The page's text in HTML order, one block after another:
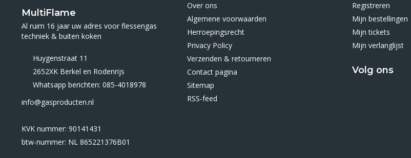
MultiFlame
Al ruim 16 jaar uw adres voor flessengas
techniek & buiten koken
Huygenstraat 11
2652XK Berkel en Rodenrijs
Whatsapp berichten: 085-4018978
info@gasproducten.nl
KVK nummer: 90141431
btw-nummer: NL 865221376B01
Over ons
Algemene voorwaarden
Herroepingsrecht
Privacy Policy
Verzenden & retourneren
Contact pagina
Sitemap
RSS-feed
Registreren
Mijn bestellingen
Mijn tickets
Mijn verlanglijst
Volg ons